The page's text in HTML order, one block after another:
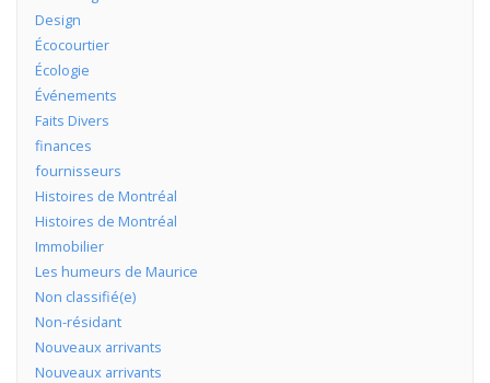
Design
Écocourtier
Écologie
Événements
Faits Divers
finances
fournisseurs
Histoires de Montréal
Histoires de Montréal
Immobilier
Les humeurs de Maurice
Non classifié(e)
Non-résidant
Nouveaux arrivants
Nouveaux arrivants